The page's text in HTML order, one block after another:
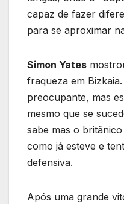
capaz de fazer
para se aproximar
Simon Yates
fraqueza em
preocupante, mas
mesmo que se
sabe mas o
como já esteve e
defensiva.
Após uma grande